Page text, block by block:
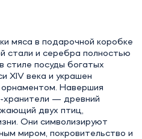
мяса в подарочной коробке
стали и серебра полностью
стиле посуды богатых
XIV века и украшен
Навершия
— древний
двух птиц,
Они символизируют
миром, покровительство и